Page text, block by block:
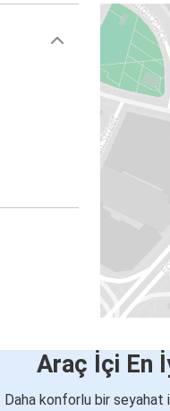
Araç İçi En
Daha konforlu bir seyahat